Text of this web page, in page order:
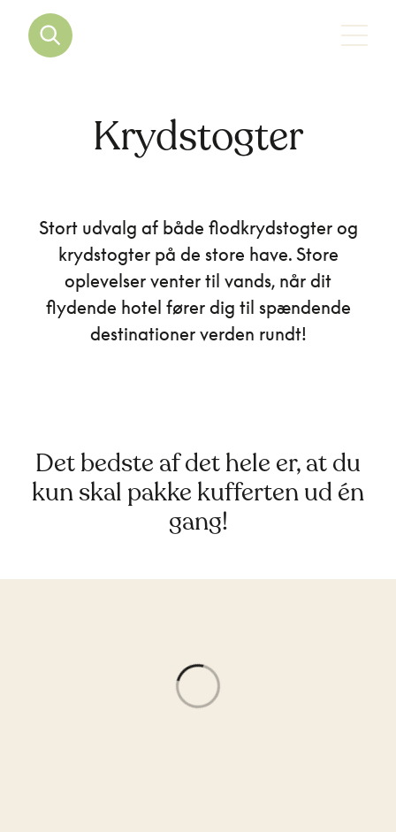
Krydstogter
Stort udvalg af både flodkrydstogter og
krydstogter på de store have. Store
oplevelser venter til vands, når dit
flydende hotel fører dig til spændende
destinationer verden rundt!
Det bedste af det hele er, at du
kun skal pakke kufferten ud én
gang!